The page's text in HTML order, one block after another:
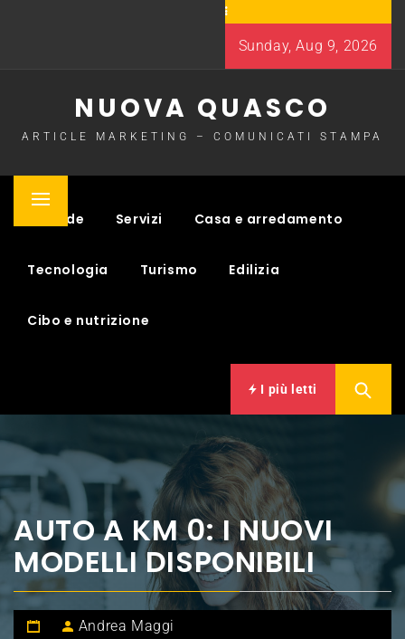
Sunday, Aug 9, 2026
NUOVA QUASCO
ARTICLE MARKETING – COMUNICATI STAMPA
Primary
Aziende Servizi Casa e arredamento
Tecnologia Turismo Edilizia
Cibo e nutrizione
I più letti
AUTO A KM 0: I NUOVI
MODELLI DISPONIBILI
Andrea Maggi